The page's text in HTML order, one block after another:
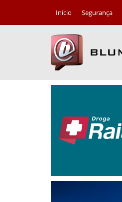
Início Segurança